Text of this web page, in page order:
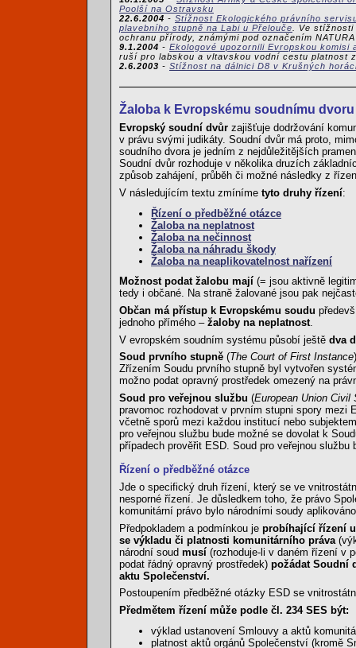
Poolší na Ostravsku
22.6.2004 - Stížnost Ekologického právního
plavebního stupně na Labi u Přelouče . Ve
ochranu přírody, známými pod označením
9.1.2004 - Ekologové upozornili Evropskou
ruší pro labskou a vltavskou vodní cestu platnost
2.6.2003 - Stížnost na dálnici D8 v Krušných
Žaloba k Evropskému soudnímu dvoru
Evropský soudní dvůr zajišťuje dodržování
v právu svými judikáty. Soudní dvůr má proto,
soudního dvora je jedním z nejdůležitějších
Soudní dvůr rozhoduje v několika druzích
způsob zahájení, průběh či možné následky z
V následujícím textu zmíníme tyto druhy řízení:
Řízení o předběžné otázce
Žaloba na neplatnost
Žaloba na nečinnost
Žaloba na náhradu škody
Žaloba na neaplikovatelnost nařízení
Možnost podat žalobu mají (= jsou aktivně
tedy i občané. Na straně žalované jsou pak
Občan má přístup k Evropskému soudu
jednoho přímého – žaloby na neplatnost
V evropském soudním systému působí ještě dva
Soud prvního stupně (The Court of First Instance
Zřízením Soudu prvního stupně byl vytvořen
možno podat opravný prostředek omezený na
Soud pro veřejnou službu (European Union Civil
pravomoc rozhodovat v prvním stupni spory mezi
včetně sporů mezi každou institucí nebo
pro veřejnou službu bude možné se dovolat k
případech prověřit ESD. Soud pro veřejnou
Řízení o předběžné otázce
Jde o specifický druh řízení, který se ve
nesporné řízení. Je důsledkem toho, že právo
komunitární právo bylo národními soudy
Předpokladem a podmínkou je probíhající řízení
se výkladu či platnosti komunitárního práva
národní soud musí (rozhoduje-li v daném řízení v
podat řádný opravný prostředek) požádat Soudní
aktu Společenství.
Postoupením předběžné otázky ESD se
Předmětem řízení může podle čl. 234 SES být:
výklad ustanovení Smlouvy a aktů
platnost aktů orgánů Společenství (kromě